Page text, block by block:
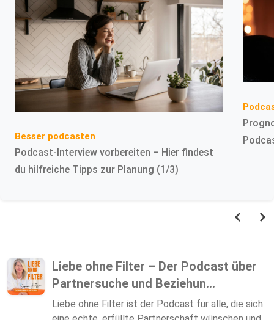
Liebe ohne Filter – Der Podcast über
Partnersuche und Beziehun...
Liebe ohne Filter ist der Podcast für alle, die sich
Besser podcasten
Podcast-Interview vorbereiten – Hier findest
du hilfreiche Tipps zur Planung (1/3)